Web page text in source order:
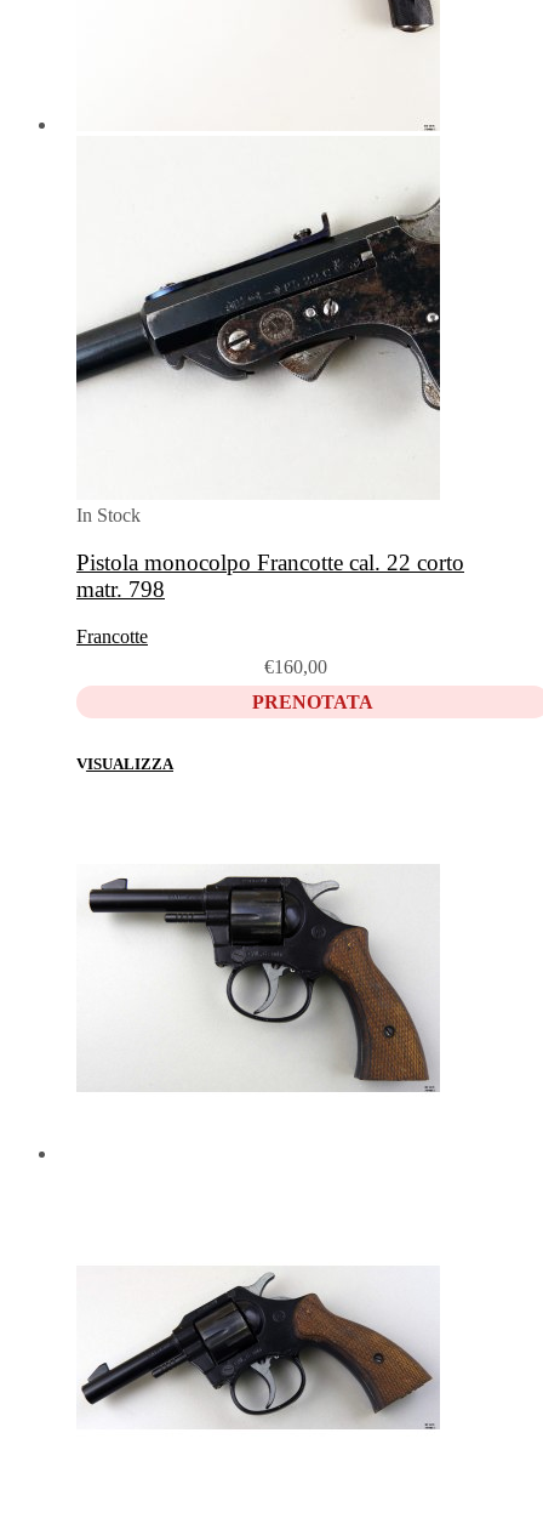
In Stock
Pistola monocolpo Francotte cal. 22 corto
matr. 798
Francotte
€160,00
PRENOTATA
VISUALIZZA